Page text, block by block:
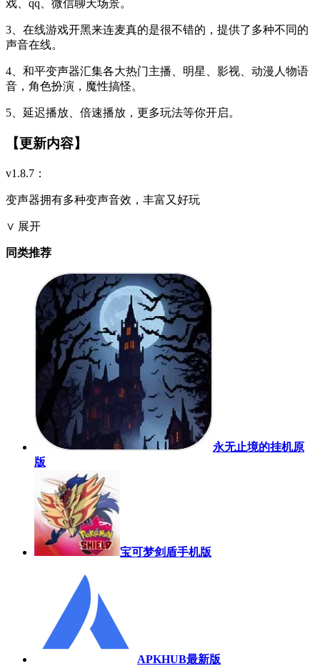
戏、qq、微信聊天场景。
3、在线游戏开黑来连麦真的是很不错的，提供了多种不同的
声音在线。
4、和平变声器汇集各大热门主播、明星、影视、动漫人物语
音，角色扮演，魔性搞怪。
5、延迟播放、倍速播放，更多玩法等你开启。
【更新内容】
v1.8.7：
变声器拥有多种变声音效，丰富又好玩
∨ 展开
同类推荐
永无止境的挂机原
版
宝可梦剑盾手机版
APKHUB最新版